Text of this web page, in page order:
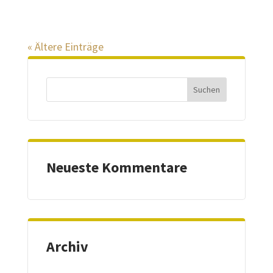
« Ältere Einträge
Neueste Kommentare
Archiv